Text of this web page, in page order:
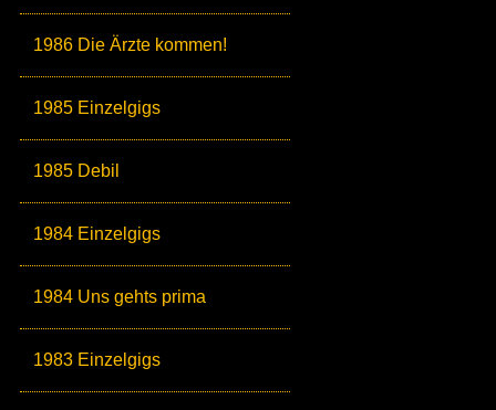
1986 Die Ärzte kommen!
1985 Einzelgigs
1985 Debil
1984 Einzelgigs
1984 Uns gehts prima
1983 Einzelgigs